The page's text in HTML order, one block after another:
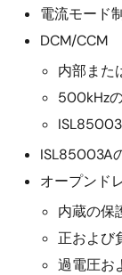
電流モード
DCM/CCM
内部また
500kHz
ISL85003A
オープンド
内蔵の保
正および
過電圧お